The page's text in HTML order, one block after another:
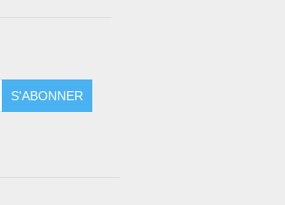
S'ABONNER